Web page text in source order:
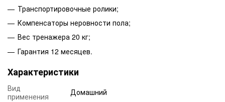
Транспортировочные ролики;
Компенсаторы неровности пола;
Вес тренажера 20 кг;
Гарантия 12 месяцев.
Характеристики
Вид
применения
Домашний